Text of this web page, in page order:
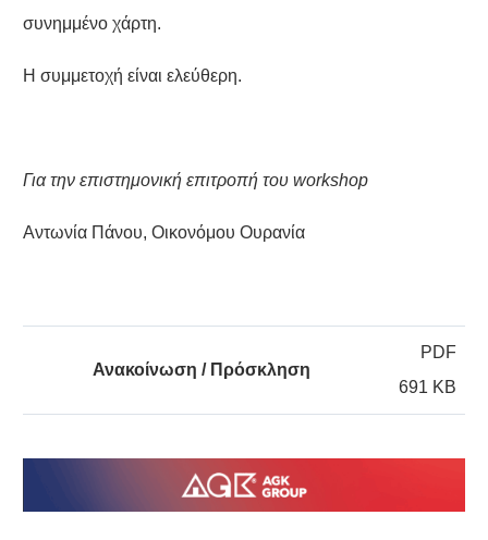
συνημμένο χάρτη.
Η συμμετοχή είναι ελεύθερη.
Για την επιστημονική επιτροπή του workshop
Αντωνία Πάνου, Οικονόμου Ουρανία
Ανακοίνωση / Πρόσκληση
PDF
691 KB